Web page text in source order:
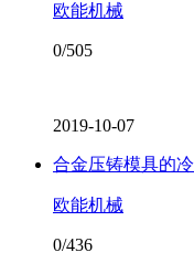
欧能机械
0/505
2019-10-07
合金压铸模具的
欧能机械
0/436